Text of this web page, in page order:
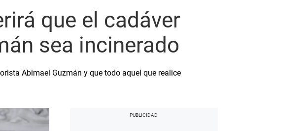
que el cadáver
sea incinerado
Abimael Guzmán y que todo aquel que realice